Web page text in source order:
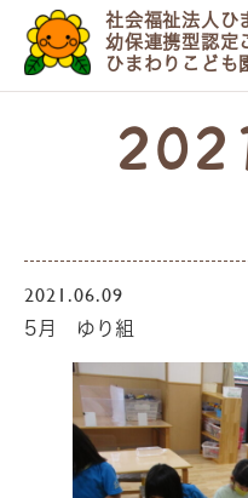
社会福祉法人ひ
幼保連携型認定
ひまわりこども
2021.06.09
5月 ゆり組